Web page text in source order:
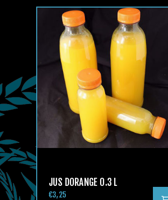
JUS DORANGE 0.3 L
€3,25